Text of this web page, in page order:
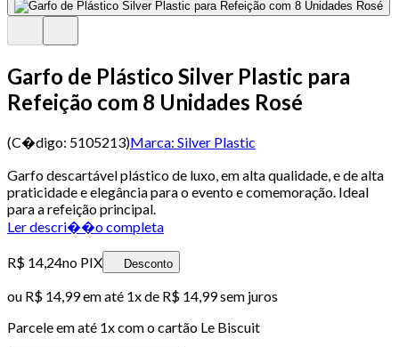
Garfo de Plástico Silver Plastic para
Refeição com 8 Unidades Rosé
(C�digo: 5105213)Marca: Silver Plastic
Garfo descartável plástico de luxo, em alta qualidade, e de alta
praticidade e elegância para o evento e comemoração. Ideal
para a refeição principal.
Ler descri��o completa
R$ 14,24no PIX Desconto
ou R$ 14,99em até 1x de R$ 14,99sem juros
Parcele em até 1x com o cartão Le Biscuit